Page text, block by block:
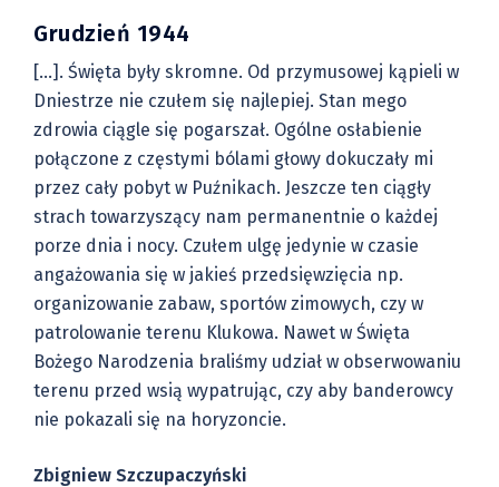
Grudzień 1944
[…]. Święta były skromne. Od przymusowej kąpieli w
Dniestrze nie czułem się najlepiej. Stan mego
zdrowia ciągle się pogarszał. Ogólne osłabienie
połączone z częstymi bólami głowy dokuczały mi
przez cały pobyt w Puźnikach. Jeszcze ten ciągły
strach towarzyszący nam permanentnie o każdej
porze dnia i nocy. Czułem ulgę jedynie w czasie
angażowania się w jakieś przedsięwzięcia np.
organizowanie zabaw, sportów zimowych, czy w
patrolowanie terenu Klukowa. Nawet w Święta
Bożego Narodzenia braliśmy udział w obserwowaniu
terenu przed wsią wypatrując, czy aby banderowcy
nie pokazali się na horyzoncie.
Zbigniew Szczupaczyński